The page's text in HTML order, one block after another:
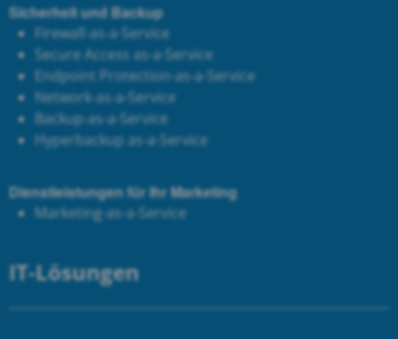
Sicherheit und Backup
Firewall-as-a-Service
Secure Access as-a-Service
Endpoint Protection-as-a-Service
Network-as-a-Service
Backup-as-a-Service
Hyperbackup as-a-Service
Dienstleistungen für Ihr Marketing
Marketing-as-a-Service
IT-Lösungen